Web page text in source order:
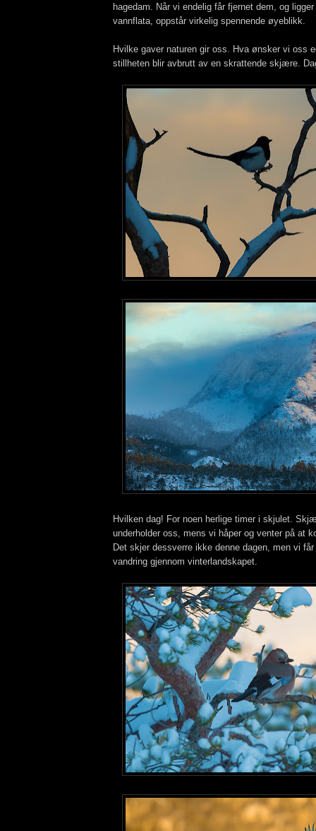
hagedam. Når vi endelig får fjernet dem, og
vannflata, oppstår virkelig spennende øyeblikk.
Hvilke gaver naturen gir oss. Hva ønsker vi oss
stillheten blir avbrutt av en skrattende skjære.
Hvilken dag! For noen herlige timer i skjulet.
underholder oss, mens vi håper og venter på at
Det skjer dessverre ikke denne dagen, men vi
vandring gjennom vinterlandskapet.